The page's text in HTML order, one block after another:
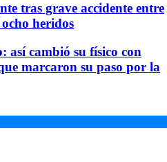
tras grave accidente entre
heridos
así cambió su físico con
marcaron su paso por la